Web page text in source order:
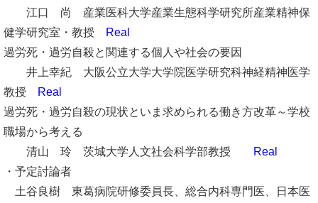
江口 尚 産業医科大学産業生態科学研究所産業精神保
健学研究室・教授
Real
過労死・過労自殺と関連する個人や社会の要因
井上幸紀 大阪公立大学大学院医学研究科神経精神医学
教授
Real
過労死・過労自殺の現状といま求められる働き方改革～学校
職場から考える
清山 玲 茨城大学人文社会科学部教授
Real
・予定討論者
土谷良樹 東葛病院研修委員長、総合内科専門医、日本医